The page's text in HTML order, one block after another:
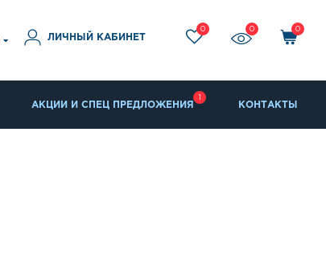
ЛИЧНЫЙ КАБИНЕТ
0 0 0
АКЦИИ И СПЕЦ ПРЕДЛОЖЕНИЯ КОНТАКТЫ